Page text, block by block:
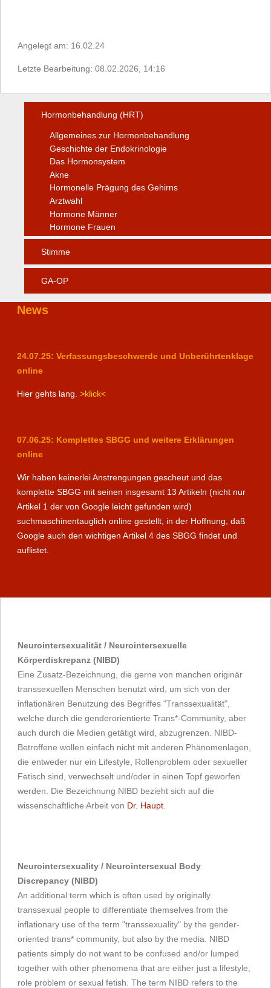
Angelegt am: 16.02.24
Letzte Bearbeitung: 08.02.2026, 14:16
Hormonbehandlung (HRT)
Allgemeines zur Hormonbehandlung
Geschichte der Endokrinologie
Das Hormonsystem
Akne
Hormonelle Prägung des Gehirns
Arztwahl
Hormone Männer
Hormone Frauen
Stimme
GA-OP
News
24.07.25: Verfassungsbeschwerde und Unberührtenklage
online
Hier gehts lang. >klick<
07.06.25: Komplettes SBGG und weitere Erklärungen
online
Wir haben keinerlei Anstrengungen gescheut und das
komplette SBGG mit seinen insgesamt 13 Artikeln (nicht nur
Artikel 1 der von Google leicht gefunden wird)
suchmaschinentauglich online gestellt, in der Hoffnung, daß
Google auch den wichtigen Artikel 4 des SBGG findet und
auflistet.
Neurointersexualität / Neurointersexuelle
Körperdiskrepanz (NIBD)
Eine Zusatz-Bezeichnung, die gerne von manchen originär
transsexuellen Menschen benutzt wird, um sich von der
inflationären Benutzung des Begriffes "Transsexualität",
welche durch die genderorientierte Trans*-Community, aber
auch durch die Medien getätigt wird, abzugrenzen. NIBD-
Betroffene wollen einfach nicht mit anderen Phänomenlagen,
die entweder nur ein Lifestyle, Rollenproblem oder sexueller
Fetisch sind, verwechselt und/oder in einen Topf geworfen
werden. Die Bezeichnung NIBD bezieht sich auf die
wissenschaftliche Arbeit von Dr. Haupt
Neurointersexuality / Neurointersexual Body
Discrepancy (NIBD)
An additional term which is often used by originally
transsexual people to differentiate themselves from the
inflationary use of the term "transsexuality" by the gender-
oriented trans* community, but also by the media. NIBD
patients simply do not want to be confused and/or lumped
together with other phenomena that are either just a lifestyle,
role problem or sexual fetish. The term NIBD refers to the